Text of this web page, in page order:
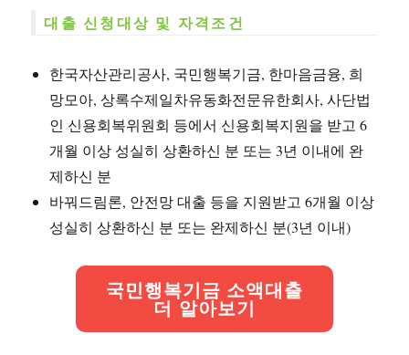
대출 신청대상 및 자격조건
한국자산관리공사, 국민행복기금, 한마음금융, 희
망모아, 상록수제일차유동화전문유한회사, 사단법
인 신용회복위원회 등에서 신용회복지원을 받고 6
개월 이상 성실히 상환하신 분 또는 3년 이내에 완
제하신 분
바꿔드림론, 안전망 대출 등을 지원받고 6개월 이상
성실히 상환하신 분 또는 완제하신 분(3년 이내)
국민행복기금 소액대출
더 알아보기